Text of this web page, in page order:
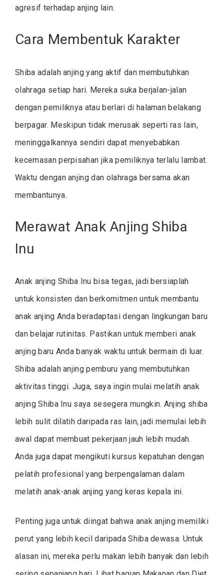
agresif terhadap anjing lain.
Cara Membentuk Karakter
Shiba adalah anjing yang aktif dan membutuhkan
olahraga setiap hari. Mereka suka berjalan-jalan
dengan pemiliknya atau berlari di halaman belakang
berpagar. Meskipun tidak merusak seperti ras lain,
meninggalkannya sendiri dapat menyebabkan
kecemasan perpisahan jika pemiliknya terlalu lambat.
Waktu dengan anjing dan olahraga bersama akan
membantunya.
Merawat Anak Anjing Shiba
Inu
Anak anjing Shiba Inu bisa tegas, jadi bersiaplah
untuk konsisten dan berkomitmen untuk membantu
anak anjing Anda beradaptasi dengan lingkungan baru
dan belajar rutinitas. Pastikan untuk memberi anak
anjing baru Anda banyak waktu untuk bermain di luar.
Shiba adalah anjing pemburu yang membutuhkan
aktivitas tinggi. Juga, saya ingin mulai melatih anak
anjing Shiba Inu saya sesegera mungkin. Anjing shiba
lebih sulit dilatih daripada ras lain, jadi memulai lebih
awal dapat membuat pekerjaan jauh lebih mudah.
Anda juga dapat mengikuti kursus kepatuhan dengan
pelatih profesional yang berpengalaman dalam
melatih anak-anak anjing yang keras kepala ini.
Penting juga untuk diingat bahwa anak anjing memiliki
perut yang lebih kecil daripada Shiba dewasa. Untuk
alasan ini, mereka perlu makan lebih banyak dan lebih